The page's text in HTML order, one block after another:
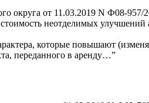
округа от 11.03.2019 N Ф08-
неотделимых
которые повышают
переданного в аренду…”